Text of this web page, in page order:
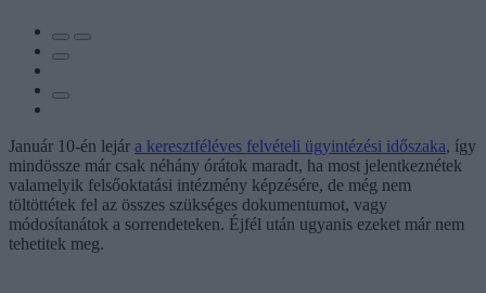
Január 10-én lejár a keresztféléves felvételi ügyintézési időszaka, így
mindössze már csak néhány órátok maradt, ha most jelentkeznétek
valamelyik felsőoktatási intézmény képzésére, de még nem
töltöttétek fel az összes szükséges dokumentumot, vagy
módosítanátok a sorrendeteken. Éjfél után ugyanis ezeket már nem
tehetitek meg.